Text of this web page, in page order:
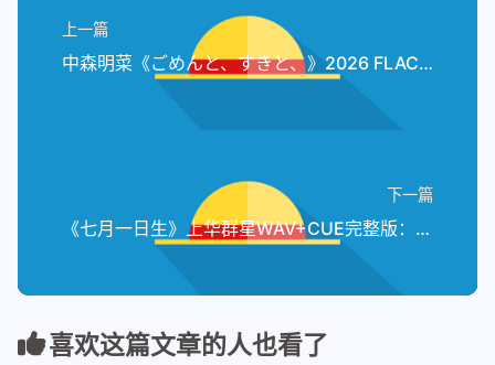
上一篇
中森明菜《ごめんと、すきと、》2026 FLAC 24bit/96kHz：歌姬归来的第十年
下一篇
《七月一日生》上华群星WAV+CUE完整版：一张被时代封存的97摇滚纪念辑
喜欢这篇文章的人也看了